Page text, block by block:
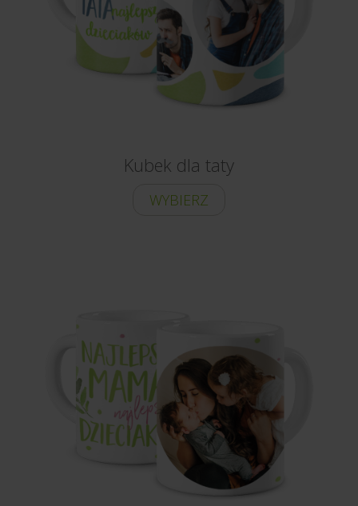
Kubek dla taty
WYBIERZ